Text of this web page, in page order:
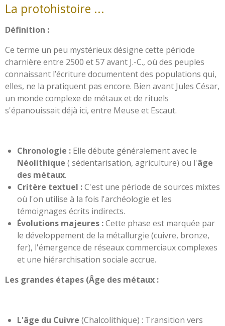
La protohistoire ...
Définition :
Ce terme un peu mystérieux désigne cette période
charnière entre 2500 et 57 avant J.-C., où des peuples
connaissant l’écriture documentent des populations qui,
elles, ne la pratiquent pas encore. Bien avant Jules César,
un monde complexe de métaux et de rituels
s'épanouissait déjà ici, entre Meuse et Escaut.
Chronologie : Elle débute généralement avec le
Néolithique ( sédentarisation, agriculture) ou l'âge
des métaux.
Critère textuel :C'est une période de sources mixtes
où l'on utilise à la fois l'archéologie et les
témoignages écrits indirects.
Évolutions majeures :Cette phase est marquée par
le développement de la métallurgie (cuivre, bronze,
fer), l'émergence de réseaux commerciaux complexes
et une hiérarchisation sociale accrue.
Les grandes étapes (Âge des métaux :
L'âge du Cuivre (Chalcolithique) : Transition vers